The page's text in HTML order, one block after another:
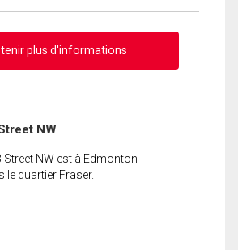
plus d'informations
NW
Street NW est à Edmonton
le quartier Fraser.